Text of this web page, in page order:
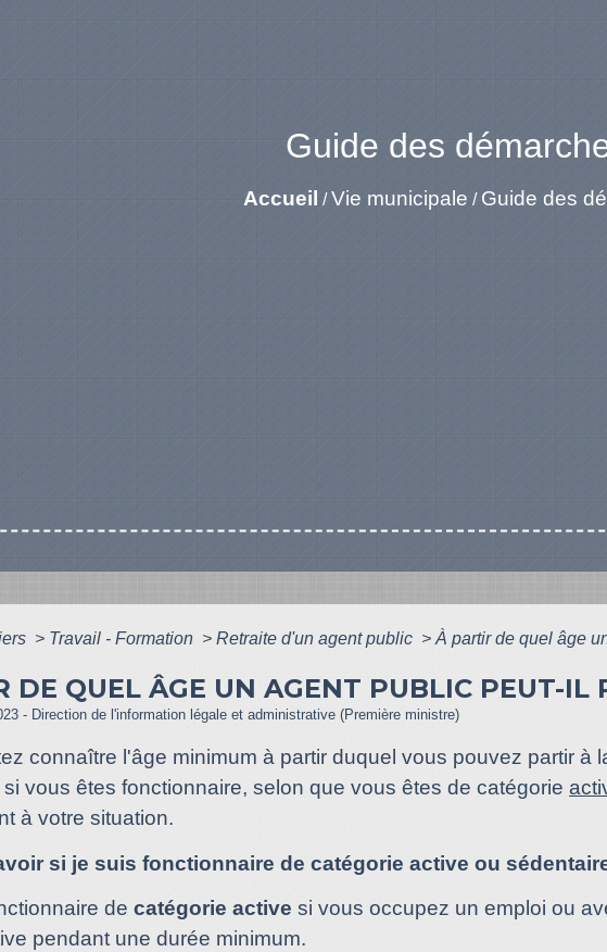
Guide des
Accueil /Vie municipale / Guide des
> Travail - Formation > Retraite d'un agent public > À partir de quel âge
DE QUEL ÂGE UN AGENT PUBLIC PEUT-IL
- Direction de l'information légale et administrative (Première ministre)
connaître l'âge minimum à partir duquel vous pouvez partir à
vous êtes fonctionnaire, selon que vous êtes de catégorie
à votre situation.
si je suis fonctionnaire de catégorie active ou
de catégorie active si vous occupez un emploi ou
pendant une durée minimum.